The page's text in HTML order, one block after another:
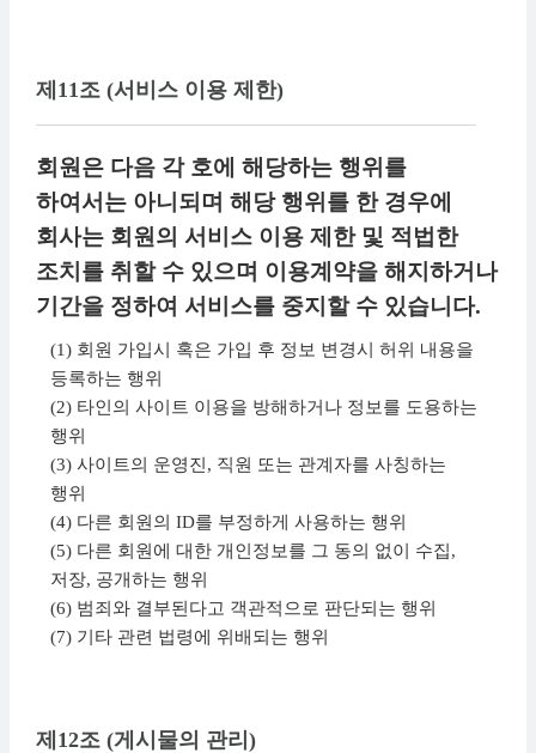
제11조 (서비스 이용 제한)
회원은 다음 각 호에 해당하는 행위를
하여서는 아니되며 해당 행위를 한 경우에
회사는 회원의 서비스 이용 제한 및 적법한
조치를 취할 수 있으며 이용계약을 해지하거나
기간을 정하여 서비스를 중지할 수 있습니다.
(1) 회원 가입시 혹은 가입 후 정보 변경시 허위 내용을
등록하는 행위
(2) 타인의 사이트 이용을 방해하거나 정보를 도용하는
행위
(3) 사이트의 운영진, 직원 또는 관계자를 사칭하는
행위
(4) 다른 회원의 ID를 부정하게 사용하는 행위
(5) 다른 회원에 대한 개인정보를 그 동의 없이 수집,
저장, 공개하는 행위
(6) 범죄와 결부된다고 객관적으로 판단되는 행위
(7) 기타 관련 법령에 위배되는 행위
제12조 (게시물의 관리)